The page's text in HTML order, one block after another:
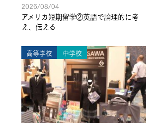
2026/08/04
アメリカ短期留学②英語で論理的に考
え、伝える
高等学校 中学校